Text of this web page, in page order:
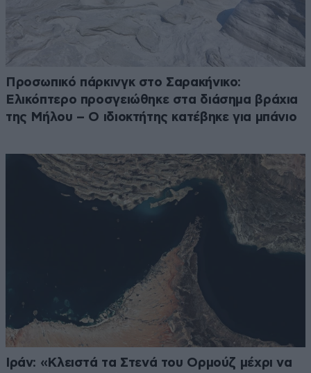
Προσωπικό πάρκινγκ στο Σαρακήνικο:
Ελικόπτερο προσγειώθηκε στα διάσημα βράχια
της Μήλου – Ο ιδιοκτήτης κατέβηκε για μπάνιο
Ιράν: «Κλειστά τα Στενά του Ορμούζ μέχρι να